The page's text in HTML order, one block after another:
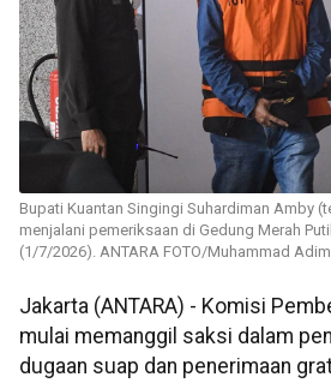
Bupati Kuantan Singingi Suhardiman Amby
menjalani pemeriksaan di Gedung Merah
(1/7/2026). ANTARA FOTO/Muhammad
Jakarta (ANTARA) - Komisi
mulai memanggil saksi dalam
dugaan suap dan penerimaan